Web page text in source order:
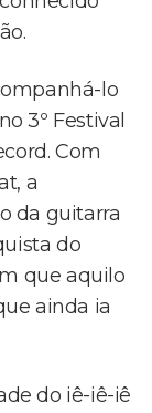
lo
3º Festival
Com
a
da guitarra
do
que aquilo
ainda ia
do iê-iê-iê